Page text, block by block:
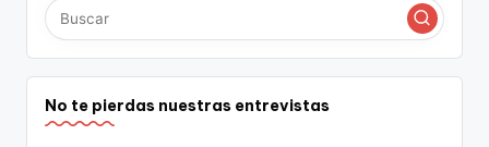
No te pierdas nuestras entrevistas